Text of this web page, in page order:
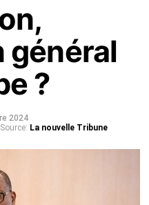
général
?
2024
| Source: La nouvelle Tribune